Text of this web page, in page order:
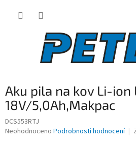
Aku pila na kov Li-ion
18V/5,0Ah,Makpac
DCS553RTJ
Průměrné
Neohodnoceno Podrobnosti hodnocení